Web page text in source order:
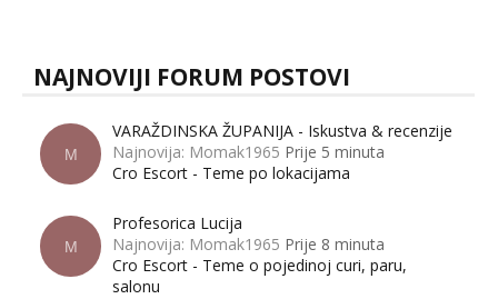
NAJNOVIJI FORUM POSTOVI
M
VARAŽDINSKA ŽUPANIJA - Iskustva & recenzije
Najnovija: Momak1965 Prije 5 minuta
Cro Escort - Teme po lokacijama
M
Profesorica Lucija
Najnovija: Momak1965 Prije 8 minuta
Cro Escort - Teme o pojedinoj curi, paru,
salonu